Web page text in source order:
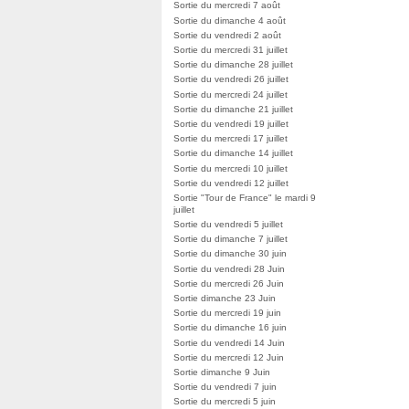
Sortie du mercredi 7 août
Sortie du dimanche 4 août
Sortie du vendredi 2 août
Sortie du mercredi 31 juillet
Sortie du dimanche 28 juillet
Sortie du vendredi 26 juillet
Sortie du mercredi 24 juillet
Sortie du dimanche 21 juillet
Sortie du vendredi 19 juillet
Sortie du mercredi 17 juillet
Sortie du dimanche 14 juillet
Sortie du mercredi 10 juillet
Sortie du vendredi 12 juillet
Sortie "Tour de France" le mardi 9
juillet
Sortie du vendredi 5 juillet
Sortie du dimanche 7 juillet
Sortie du dimanche 30 juin
Sortie du vendredi 28 Juin
Sortie du mercredi 26 Juin
Sortie dimanche 23 Juin
Sortie du mercredi 19 juin
Sortie du dimanche 16 juin
Sortie du vendredi 14 Juin
Sortie du mercredi 12 Juin
Sortie dimanche 9 Juin
Sortie du vendredi 7 juin
Sortie du mercredi 5 juin